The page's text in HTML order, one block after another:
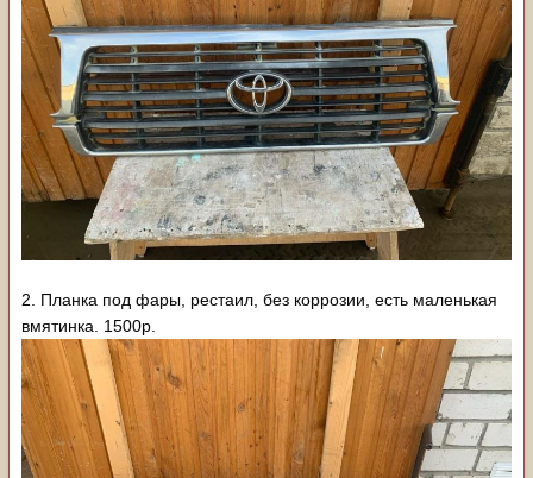
2. Планка под фары, рестаил, без коррозии, есть маленькая
вмятинка. 1500р.